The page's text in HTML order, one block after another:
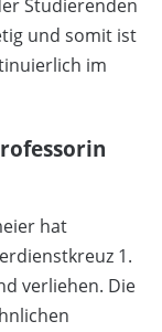
Studierenden
und somit ist
im
hat
1.
verliehen. Die